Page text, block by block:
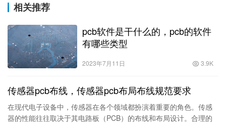
相关推荐
pcb软件是干什么的，pcb的软件
有哪些类型
2023年7月11日 3.9K
传感器pcb布线，传感器pcb布局布线规范要求
在现代电子设备中，传感器在各个领域都扮演着重要的角色。传感
器的性能往往取决于其电路板（PCB）的布线和布局设计。合理的